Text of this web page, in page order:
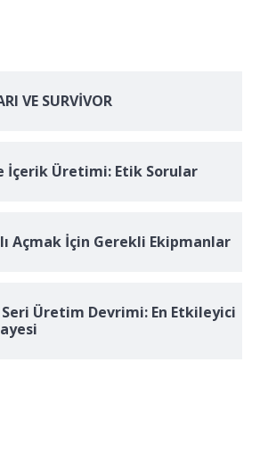
VE SURVİVOR
İçerik Üretimi: Etik Sorular
Açmak İçin Gerekli Ekipmanlar
Üretim Devrimi: En Etkileyici